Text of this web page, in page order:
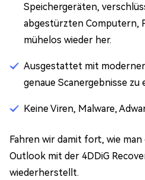
Speichergeräten,
abgestürzten Computern,
mühelos wieder her.
Ausgestattet mit
genaue Scanergebnisse zu
Keine Viren, Malware,
Fahren wir damit fort, wie
Outlook mit der 4DDiG
wiederherstellt.